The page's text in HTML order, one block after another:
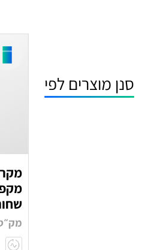
סנן מוצרים לפי
שחור